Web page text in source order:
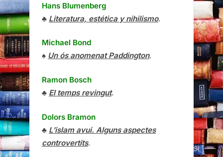
Hans Blumenberg
♣ Literatura, estética y nihilismo.
Michael Bond
♠ Un ós anomenat Paddington.
Ramon Bosch
♣ El temps revingut.
Dolors Bramon
♣ L’islam avui. Alguns aspectes
controvertits.